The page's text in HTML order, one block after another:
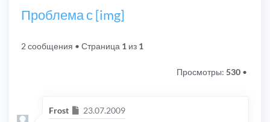
Проблема с [img]
2 сообщения • Страница 1 из 1
Просмотры: 530 •
Frost Сообщение
23.07.2009